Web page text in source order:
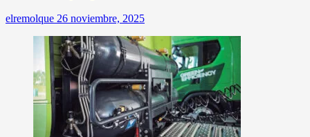
elremolque 26 noviembre, 2025